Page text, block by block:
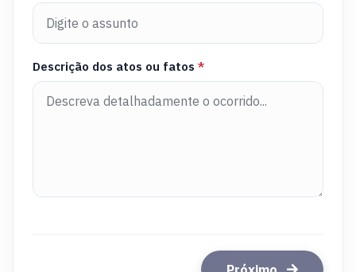
Descrição dos atos ou fatos *